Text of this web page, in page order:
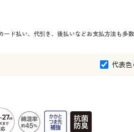
用品
・ベッド
ド払い、代引き、後払いなどお支払方法も多数
代表